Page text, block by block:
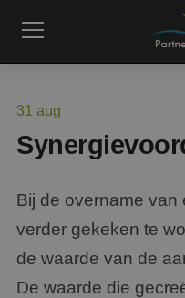
31 aug
Bij de overname
verder gekeken te
de waarde van de
De waarde die